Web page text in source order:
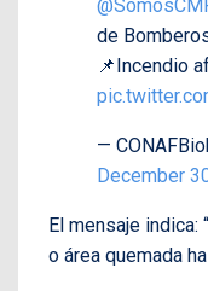
de
📌Incendio
—
December
El mensaje indica:
o área quemada